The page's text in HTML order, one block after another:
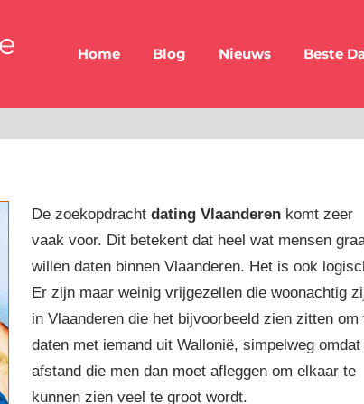
Home Blog Nieuws Beste
De zoekopdracht dating Vlaanderen komt zeer
vaak voor. Dit betekent dat heel wat mensen
willen daten binnen Vlaanderen. Het is ook
Er zijn maar weinig vrijgezellen die woonachtig
in Vlaanderen die het bijvoorbeeld zien zitten om
daten met iemand uit Wallonië, simpelweg omdat
afstand die men dan moet afleggen om elkaar te
kunnen zien veel te groot wordt.